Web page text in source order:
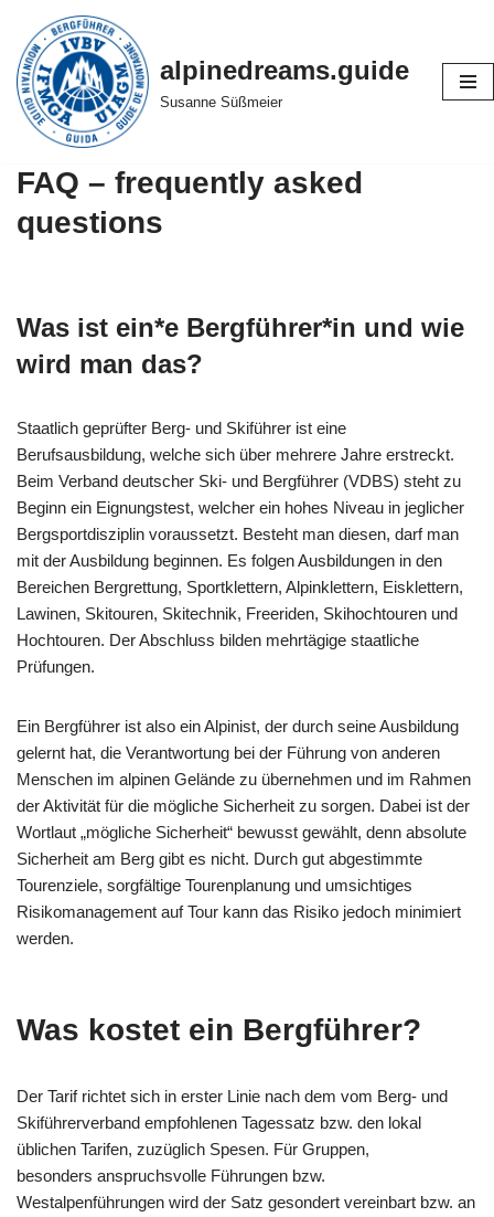
Zum
Inhalt
springen
alpinedreams.guide
Susanne Süßmeier
FAQ – frequently asked
questions
Was ist ein*e Bergführer*in und wie
wird man das?
Staatlich geprüfter Berg- und Skiführer ist eine
Berufsausbildung, welche sich über mehrere Jahre erstreckt.
Beim Verband deutscher Ski- und Bergführer (VDBS) steht zu
Beginn ein Eignungstest, welcher ein hohes Niveau in jeglicher
Bergsportdisziplin voraussetzt. Besteht man diesen, darf man
mit der Ausbildung beginnen. Es folgen Ausbildungen in den
Bereichen Bergrettung, Sportklettern, Alpinklettern, Eisklettern,
Lawinen, Skitouren, Skitechnik, Freeriden, Skihochtouren und
Hochtouren. Der Abschluss bilden mehrtägige staatliche
Prüfungen.
Ein Bergführer ist also ein Alpinist, der durch seine Ausbildung
gelernt hat, die Verantwortung bei der Führung von anderen
Menschen im alpinen Gelände zu übernehmen und im Rahmen
der Aktivität für die mögliche Sicherheit zu sorgen. Dabei ist der
Wortlaut „mögliche Sicherheit“ bewusst gewählt, denn absolute
Sicherheit am Berg gibt es nicht. Durch gut abgestimmte
Tourenziele, sorgfältige Tourenplanung und umsichtiges
Risikomanagement auf Tour kann das Risiko jedoch minimiert
werden.
Was kostet ein Bergführer?
Der Tarif richtet sich in erster Linie nach dem vom Berg- und
Skiführerverband empfohlenen Tagessatz bzw. den lokal
üblichen Tarifen, zuzüglich Spesen. Für Gruppen,
besonders anspruchsvolle Führungen bzw.
Westalpenführungen wird der Satz gesondert vereinbart bzw. an